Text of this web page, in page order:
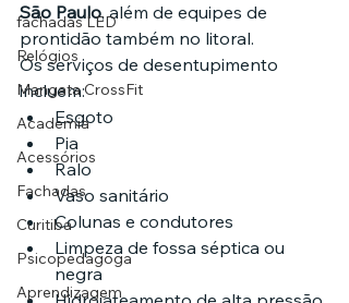
fachadas LED
Relógios
Mangata CrossFit
Academia
Acessórios
Fachadas
Curitiba
Psicopedagoga
Aprendizagem
São Paulo, além de equipes de
prontidão também no litoral.
Os serviços de desentupimento
incluem:
Esgoto
Pia
Ralo
Vaso sanitário
Colunas e condutores
Limpeza de fossa séptica ou
negra